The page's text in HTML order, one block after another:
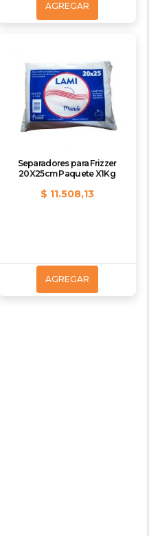
AGREGAR
Separadores para Frizzer
20X25cm Paquete X1Kg
$ 11.508,13
AGREGAR